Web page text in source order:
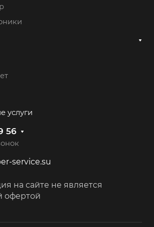
услуги
56
service.su
на сайте не является
офертой